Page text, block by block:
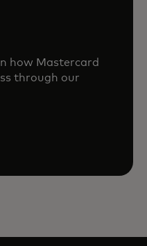
how Mastercard
through our